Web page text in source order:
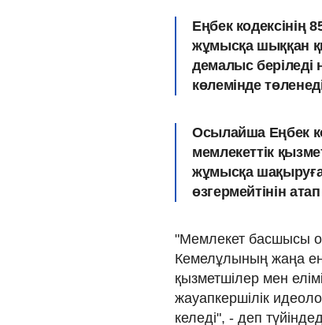
Еңбек кодексінің
жұмысқа шыққан
демалыс беріледі
көлемінде
Осылайша Еңбек
мемлекеттік
жұмысқа
өзгермейтінін атап
"Мемлекет басшысы
Кемелұлының жаңа
қызметшілер мен
жауапкершілік
келеді", - деп